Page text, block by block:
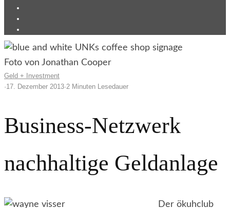
Foto von Jonathan Cooper
Geld + Investment
·17. Dezember 2013·2 Minuten Lesedauer
Business-Netzwerk
nachhaltige Geldanlage
Der ökuhclub